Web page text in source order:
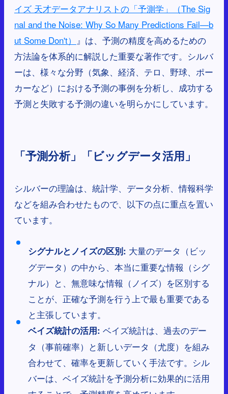
イズ 天才データアナリストの「予測学」（The Sig
nal and the Noise: Why So Many Predictions Fail—b
ut Some Don't） 』は、予測の精度を高めるための
方法論を体系的に解説した重要な著作です。シルバ
ーは、様々な分野（気象、経済、テロ、野球、ポー
カーなど）における予測の事例を分析し、成功する
予測と失敗する予測の違いを明らかにしています。
「予測分析」「ビッグデータ活用」
シルバーの理論は、統計学、データ分析、情報科学
などを組み合わせたもので、以下の点に重点を置い
ています。
シグナルとノイズの区別: 大量のデータ（ビッ
グデータ）の中から、本当に重要な情報（シグ
ナル）と、無意味な情報（ノイズ）を区別する
ことが、正確な予測を行う上で最も重要である
と主張しています。
ベイズ統計の活用: ベイズ統計は、過去のデー
タ（事前確率）と新しいデータ（尤度）を組み
合わせて、確率を更新していく手法です。シル
バーは、ベイズ統計を予測分析に効果的に活用